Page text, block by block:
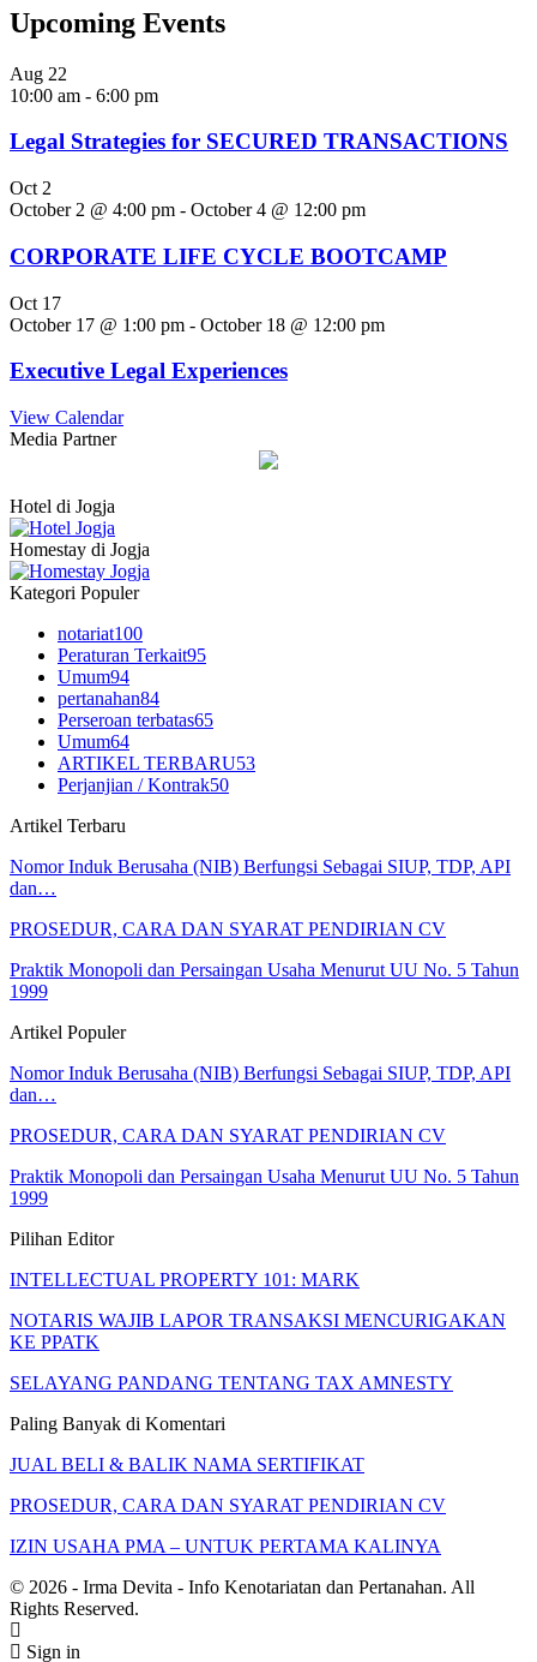
Upcoming Events
Aug 22
10:00 am - 6:00 pm
Legal Strategies for SECURED TRANSACTIONS
Oct 2
October 2 @ 4:00 pm - October 4 @ 12:00 pm
CORPORATE LIFE CYCLE BOOTCAMP
Oct 17
October 17 @ 1:00 pm - October 18 @ 12:00 pm
Executive Legal Experiences
View Calendar
Media Partner
Hotel di Jogja
Homestay di Jogja
Kategori Populer
notariat100
Peraturan Terkait95
Umum94
pertanahan84
Perseroan terbatas65
Umum64
ARTIKEL TERBARU53
Perjanjian / Kontrak50
Artikel Terbaru
Nomor Induk Berusaha (NIB) Berfungsi Sebagai SIUP, TDP, API
dan…
PROSEDUR, CARA DAN SYARAT PENDIRIAN CV
Praktik Monopoli dan Persaingan Usaha Menurut UU No. 5 Tahun
1999
Artikel Populer
Nomor Induk Berusaha (NIB) Berfungsi Sebagai SIUP, TDP, API
dan…
PROSEDUR, CARA DAN SYARAT PENDIRIAN CV
Praktik Monopoli dan Persaingan Usaha Menurut UU No. 5 Tahun
1999
Pilihan Editor
INTELLECTUAL PROPERTY 101: MARK
NOTARIS WAJIB LAPOR TRANSAKSI MENCURIGAKAN
KE PPATK
SELAYANG PANDANG TENTANG TAX AMNESTY
Paling Banyak di Komentari
JUAL BELI & BALIK NAMA SERTIFIKAT
PROSEDUR, CARA DAN SYARAT PENDIRIAN CV
IZIN USAHA PMA – UNTUK PERTAMA KALINYA
© 2026 - Irma Devita - Info Kenotariatan dan Pertanahan. All
Rights Reserved.
Sign in